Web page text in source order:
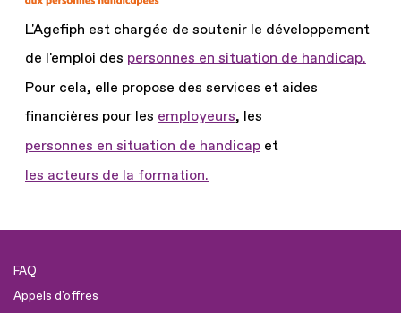
L'Agefiph est chargée de soutenir le développement
de l'emploi des personnes en situation de handicap.
Pour cela, elle propose des services et aides
financières pour les employeurs, les
personnes en situation de handicap et
les acteurs de la formation.
FAQ
Appels d'offres